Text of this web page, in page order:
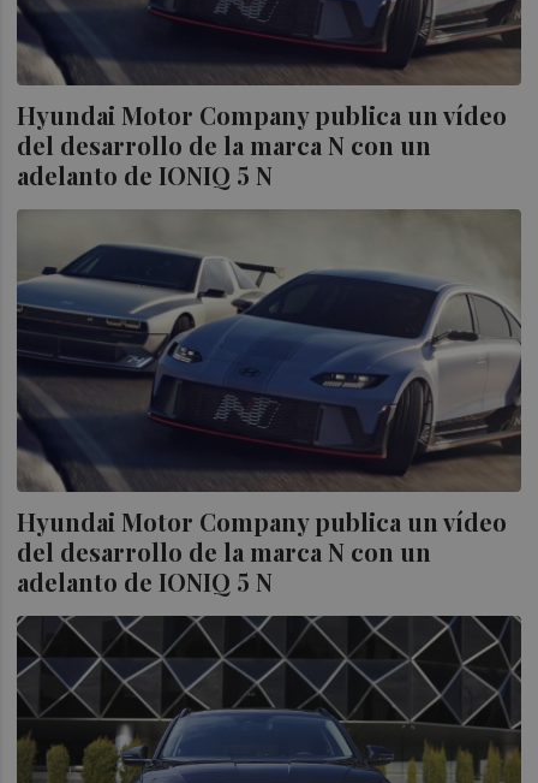
Hyundai Motor Company publica un vídeo
del desarrollo de la marca N con un
adelanto de IONIQ 5 N
Hyundai Motor Company publica un vídeo
del desarrollo de la marca N con un
adelanto de IONIQ 5 N